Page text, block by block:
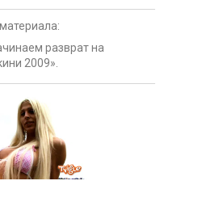
:
разврат на
2009».